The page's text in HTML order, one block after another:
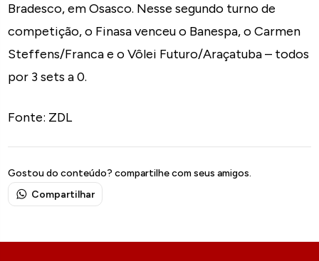
Bradesco, em Osasco. Nesse segundo turno de
competição, o Finasa venceu o Banespa, o Carmen
Steffens/Franca e o Vôlei Futuro/Araçatuba – todos
por 3 sets a 0.
Fonte: ZDL
Gostou do conteúdo? compartilhe com seus amigos.
Compartilhar